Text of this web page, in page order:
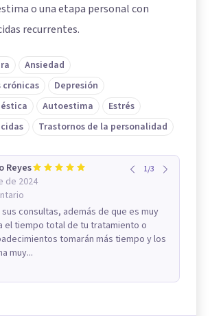
o una etapa personal con
recurrentes.
Ansiedad
crónicas
Depresión
Autoestima
Estrés
Trastornos de la personalidad
Reyes
de 2024
1/3
consultas, además de que es muy
el tiempo total de tu tratamiento o
tomarán más tiempo y los
muy...